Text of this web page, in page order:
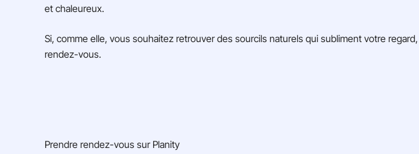
et chaleureux.
Si, comme elle, vous souhaitez retrouver des sourcils naturels qui subliment votre
rendez-vous.
Prendre rendez-vous sur Planity